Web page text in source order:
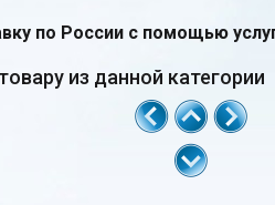
по России с помощью
из данной категории